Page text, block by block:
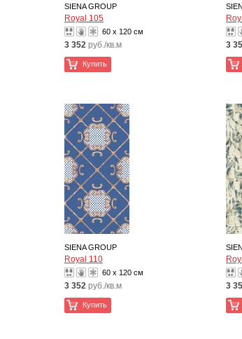
SIENA GROUP
Royal 105
60 x 120 см
3 352 руб./кв.м
Купить
3
SIENA GROUP
Royal 110
60 x 120 см
3 352 руб./кв.м
Купить
3